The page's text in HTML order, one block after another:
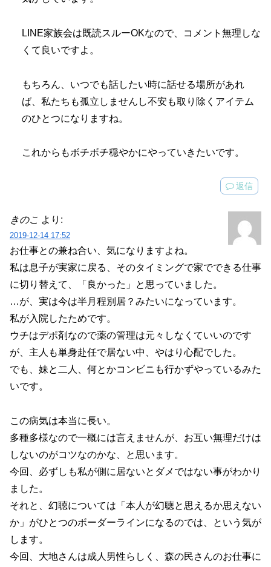
LINE家族会は既読スルーOKなので、コメント無理しな
くて良いですよ。
もちろん、いつでも話したい時に話せる場所があれ
ば、私たちも孤立しませんし不安も取り除くアイテム
のひとつになりますね。
これからもボチボチ穏やかにやっていきたいです。
返信
きのこ より:
2019-12-14 17:52
お仕事との兼ね合い、気になりますよね。
私は息子が実家に戻る、そのタイミングで家でできる仕事
に切り替えて、「良かった」と思っていました。
…が、実は今は半月程別居？みたいになっています。
私が入院したためです。
ウチはデポ剤なので薬の管理は元々しなくていいのです
が、主人も単身赴任で居ない中、やはり心配でした。
でも、妹と二人、何とかコンビニも行かずやっているみた
いです。
この病気は本当に長い。
多種多様なので一概には言えませんが、お互い無理だけは
しないのがコツなのかな、と思います。
今回、必ずしも私が側に居ないとダメではない事がわかり
ました。
それと、幻聴については「本人が幻聴と思えるか思えない
か」がひとつのボーダーラインになるのでは、という気が
します。
今回、大地さんは成人男性らしく、森の民さんのお仕事に